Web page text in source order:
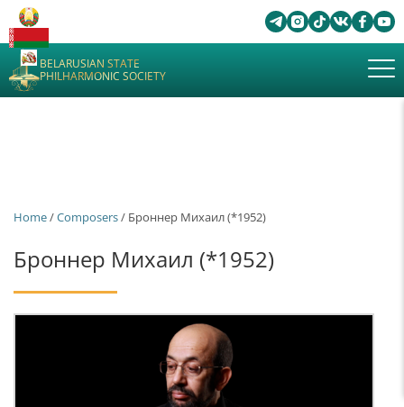
BELARUSIAN STATE
PHILHARMONIC SOCIETY
Home/Composers/ Броннер Михаил (*1952)
Броннер Михаил (*1952)